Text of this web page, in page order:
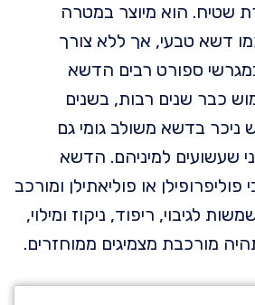
שטיח. הוא מיוצר במטרה
דשא טבעי, אך ללא צורך
ספורט רבים הדשא
כבר שנים רבות, בשנים
ניכר בדשא משולב גומי גם
שעשועים למיניהם. הדשא
פוליפרופילן או פוליאתילן ומורכב
לגיבוי, ריפוד, ניקוז ומילוי,
מורכבת מצמיגים ממוחזרים.